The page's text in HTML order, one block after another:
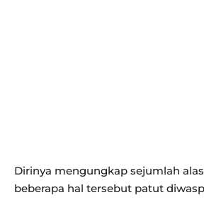
Dirinya mengungkap sejumlah
beberapa hal tersebut patut